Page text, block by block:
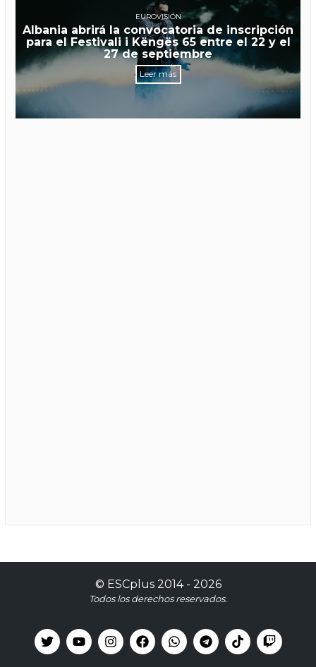
EUROVISIÓN
Albania abrirá la convocatoria de inscripción
para el Festivali i Këngës 65 entre el 22 y el
27 de septiembre
Leer más
© ESCplus2014 - 2026
Todos los derechos reservados.